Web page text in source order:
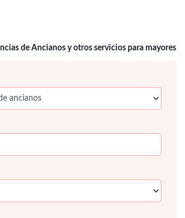
de Ancianos y otros servicios para mayores